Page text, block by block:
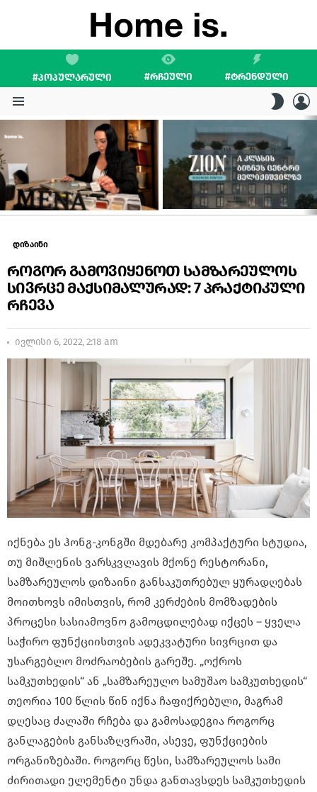
#ᲞᲝᲞᲣᲚᲐᲠᲣᲚᲘ #ᲠᲩᲔᲣᲚᲘ #ᲢᲠᲔᲜᲓᲣᲚᲘ
SKIN
STORIES
დიზაინი
როგორ გამოვიყენოთ სამზარეულოს
სივრცე მაქსიმალურად: 7 პრაქტიკული
რჩევა
ივლისი 6, 2022, 2:18 am
იქნება ეს ჰონგ-კონგში მდებარე კომპაქტური სტუდია,
თუ მიშლენის ვარსკვლავის მქონე რესტორანი,
სამზარეულოს დიზაინი განსაკუთრებულ ყურადღებას
მოითხოვს იმისთვის, რომ კერძების მომზადების
პროცესი სასიამოვნო გამოცდილებად იქცეს – ყველა
საჭირო ფუნქციისთვის ადეკვატური სივრცით და
უსარგებლო მოძრაობების გარეშე. „ოქროს
სამკუთხედის“ ან „სამზარეულო სამუშაო სამკუთხედის“
თეორია 100 წლის წინ იქნა ჩაფიქრებული, მაგრამ
დღესაც ძალაში რჩება და გამოსადეგია როგორც
განლაგების განსაზღვრაში, ასევე, ფუნქციების
ორგანიზებაში. როგორც წესი, სამზარეულოს სამი
ძირითადი ელემენტი უნდა განთავსდეს სამკუთხედის